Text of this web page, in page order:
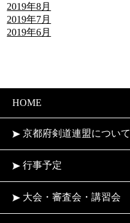
2019年8月
2019年7月
2019年6月
HOME
京都府剣道連盟について
行事予定
大会・審査会・講習会